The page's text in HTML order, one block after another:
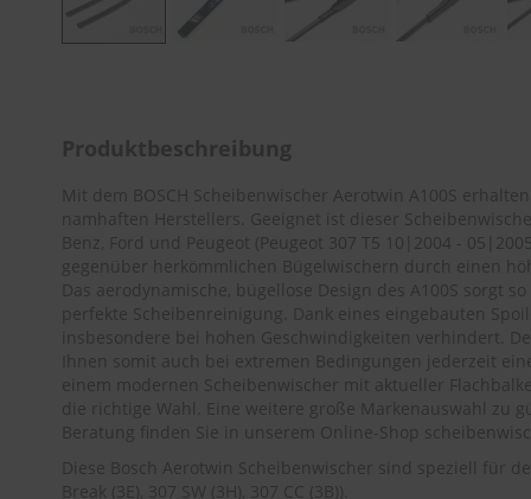
Bildergalerie
springen
Produktbeschreibung
Mit dem BOSCH Scheibenwischer Aerotwin A100S
namhaften Herstellers. Geeignet ist dieser
Benz, Ford und Peugeot ( Peugeot 307 T5 10|2004 - 05|2005
gegenüber herkömmlichen Bügelwischern durch einen
Das aerodynamische, bügellose Design des A100S sorgt
perfekte Scheibenreinigung. Dank eines eingebauten
insbesondere bei hohen Geschwindigkeiten verhindert.
Ihnen somit auch bei extremen Bedingungen jederzeit
einem modernen Scheibenwischer mit aktueller
die richtige Wahl. Eine weitere große Markenauswahl zu
Beratung finden Sie in unserem Online-Shop
Diese Bosch Aerotwin Scheibenwischer sind speziell für
Break (3E), 307 SW (3H), 307 CC (3B)).